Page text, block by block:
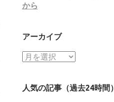
から
アーカイブ
ア
イ
人気の記事（過去24時間）